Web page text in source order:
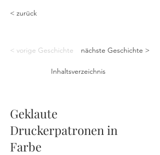
< zurück
< vorige Geschichte nächste Geschichte >
Inhaltsverzeichnis
Geklaute
Druckerpatronen in
Farbe